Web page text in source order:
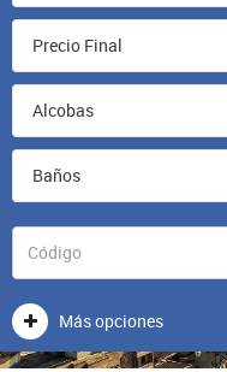
Más opciones